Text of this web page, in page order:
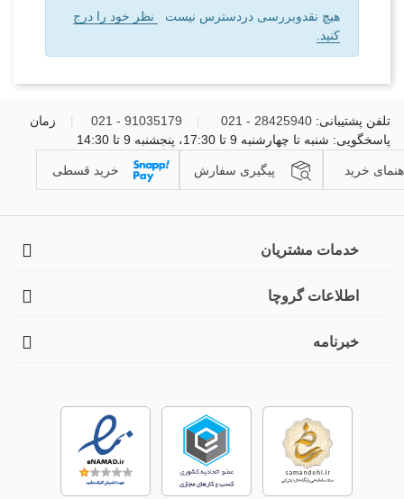
هیچ نقدوبررسی دردسترس نیست
نظر خود را درج
کنید.
تلفن پشتیبانی: 28425940 - 021
91035179 - 021
زمان
پاسخگویی: شنبه تا چهارشنبه 9 تا 17:30، پنجشنبه 9 تا 14:30
خرید پیگیری سفارش خرید قسطی
خدمات مشتریان
اطلاعات گروچا
خبرنامه